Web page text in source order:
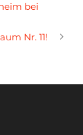
bei
Nr. 11!